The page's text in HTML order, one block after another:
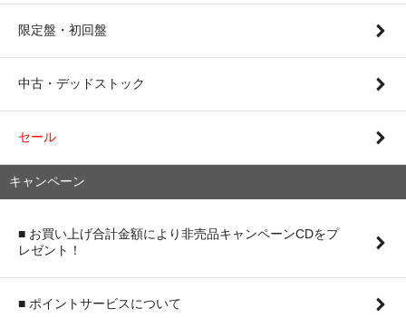
限定盤・初回盤
中古・デッドストック
セール
キャンペーン
■ お買い上げ合計金額により非売品キャンペーンCDをプ
レゼント！
■ ポイントサービスについて